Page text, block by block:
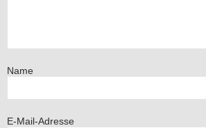
Name
E-Mail-Adresse